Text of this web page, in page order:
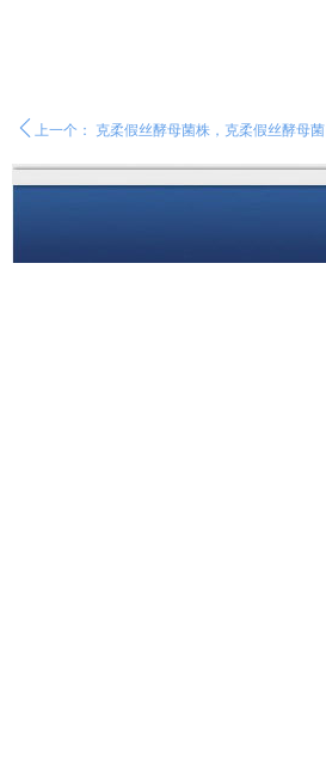
ꄴ 上一个： 克柔假丝酵母菌株，克柔假丝酵母菌